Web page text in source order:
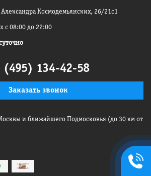
Космодемьянских, 26/21с1
с 08:00 до 22:00
(495) 134-42-58
Заказать звонок
и ближайшего Подмосковья (до 30 км от
+7495
134-42-